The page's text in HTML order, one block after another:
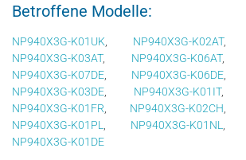
Betroffene Modelle:
NP940X3G-K01UK NP940X3G-K02AT,
NP940X3G-K03AT, NP940X3G-K06AT,
NP940X3G-K07DE
NP940X3G-K06DE,
NP940X3G-K03DE
NP940X3G-K01IT,
NP940X3G-K01FR
NP940X3G-K02CH
NP940X3G-K01PL
NP940X3G-K01NL
NP940X3G-K01DE